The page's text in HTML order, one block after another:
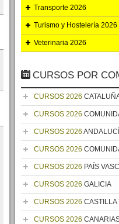
Transporte 2026
Turismo y Hostelería 2026
Veterinaria 2026
CURSOS POR
CURSOS 2026
CURSOS 2026
CURSOS 2026
CURSOS 2026
CURSOS 2026 PAÍS
CURSOS 2026 GALICIA
CURSOS 2026 CASTILLA
CURSOS 2026